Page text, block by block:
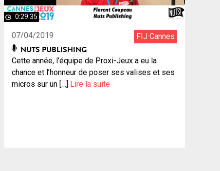
0:29:35
07/04/2019 FIJ Cannes
NUTS PUBLISHING
Cette année, l’équipe de Proxi-Jeux a eu la
chance et l’honneur de poser ses valises et ses
micros sur un […]
Lire la suite